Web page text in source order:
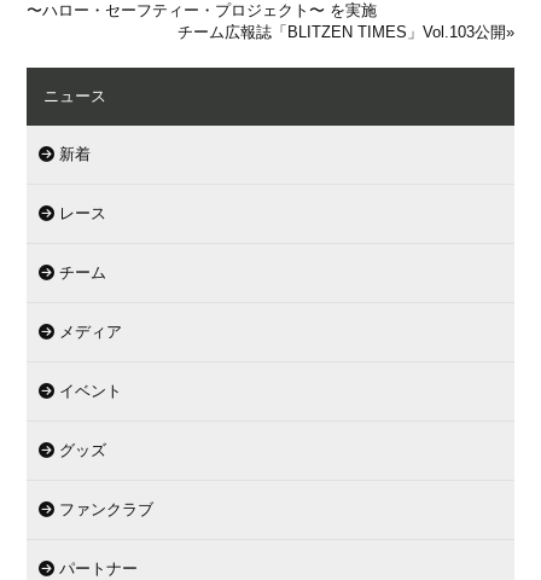
〜ハロー・セーフティー・プロジェクト〜 を実施
チーム広報誌「BLITZEN TIMES」Vol.103公開»
ニュース
新着
レース
チーム
メディア
イベント
グッズ
ファンクラブ
パートナー